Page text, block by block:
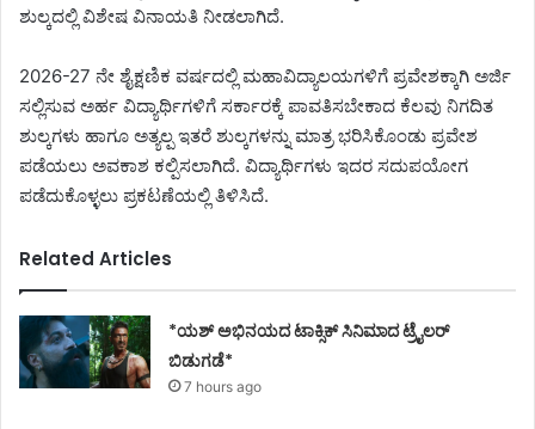
ಶುಲ್ಕದಲ್ಲಿ ವಿಶೇಷ ವಿನಾಯತಿ ನೀಡಲಾಗಿದೆ.
2026-27 ನೇ ಶೈಕ್ಷಣಿಕ ವರ್ಷದಲ್ಲಿ ಮಹಾವಿದ್ಯಾಲಯಗಳಿಗೆ ಪ್ರವೇಶಕ್ಕಾಗಿ ಅರ್ಜಿ
ಸಲ್ಲಿಸುವ ಅರ್ಹ ವಿದ್ಯಾರ್ಥಿಗಳಿಗೆ ಸರ್ಕಾರಕ್ಕೆ ಪಾವತಿಸಬೇಕಾದ ಕೆಲವು ನಿಗದಿತ
ಶುಲ್ಕಗಳು ಹಾಗೂ ಅತ್ಯಲ್ಪ ಇತರೆ ಶುಲ್ಕಗಳನ್ನು ಮಾತ್ರ ಭರಿಸಿಕೊಂಡು ಪ್ರವೇಶ
ಪಡೆಯಲು ಅವಕಾಶ ಕಲ್ಪಿಸಲಾಗಿದೆ. ವಿದ್ಯಾರ್ಥಿಗಳು ಇದರ ಸದುಪಯೋಗ
ಪಡೆದುಕೊಳ್ಳಲು ಪ್ರಕಟಣೆಯಲ್ಲಿ ತಿಳಿಸಿದೆ.
Related Articles
*ಯಶ್ ಅಭಿನಯದ ಟಾಕ್ಸಿಕ್ ಸಿನಿಮಾದ ಟ್ರೈಲರ್
ಬಿಡುಗಡೆ*
7 hours ago